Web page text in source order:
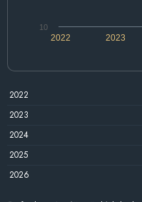
2022 2023
10
2022
2023
2024
2025
2026